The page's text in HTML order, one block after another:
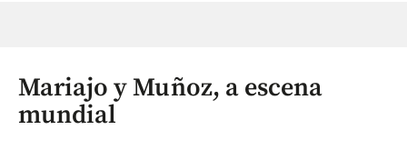
Mariajo y Muñoz, a escena
mundial